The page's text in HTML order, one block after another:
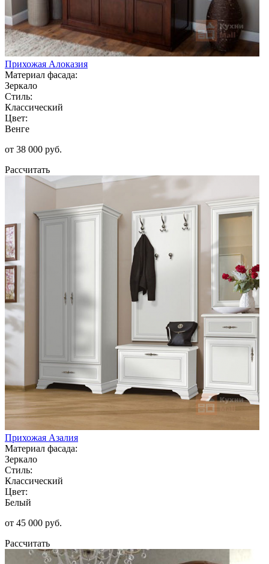
Прихожая Алоказия
Материал фасада:
Зеркало
Стиль:
Классический
Цвет:
Венге
от 38 000 руб.
Рассчитать
Прихожая Азалия
Материал фасада:
Зеркало
Стиль:
Классический
Цвет:
Белый
от 45 000 руб.
Рассчитать